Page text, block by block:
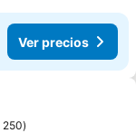
Ver precios
250